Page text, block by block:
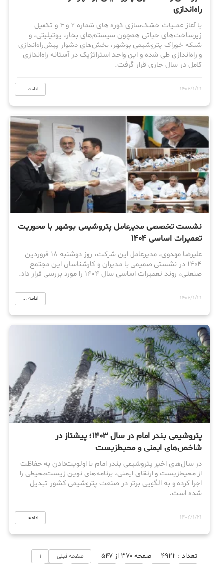
راه‌اندازی
با آغاز عملیات خشک‌سازی کوره های شماره ۲ و ۴ و تکمیل
زیرساخت‌های حیاتی همچون سیستم‌های بخار، یوتیلیتی، و
شبکه خوراک پتروشیمی بوشهر، بخش‌های دشوار پیش‌راه‌اندازی
و راه‌اندازی طی شده و این واحد استراتژیک در آستانه راه‌اندازی
کامل در سال جاری قرار گرفت.
1404/1/21 ادامه ...
نشست تخصصی مدیرعامل پتروشیمی بوشهر با محوریت
تعمیرات اساسی ۱۴۰۴
علیرضا مهدوی، مدیرعامل این شرکت، روز دوشنبه ۱۸ فروردین
۱۴۰۴ در نشستی صمیمی با مدیران و کارشناسان این مجتمع
صنعتی، روند تعمیرات اساسی سال ۱۴۰۴ را مورد بررسی قرار داد.
1404/1/21 ادامه ...
پتروشیمی بندر امام در سال ۱۴۰۳؛ پیشتاز در
شاخص‌های ایمنی و محیط‌زیست
در سال‌های اخیر پتروشیمی بندر امام با اولویت‌دادن به حفاظت
از محیط‌زیست و ارتقای ایمنی، برنامه‌های نوین زیست‌محیطی را
اجرا کرده و به الگویی برتر در صنعت پتروشیمی کشور تبدیل
شده است.
1404/1/21 ادامه ...
تعداد : 4922 صفحه 370 از 547 صفحه قبلی
1